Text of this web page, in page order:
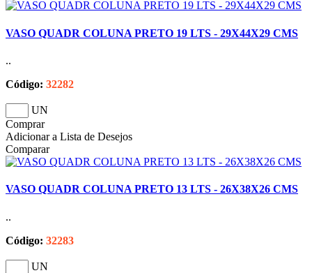
VASO QUADR COLUNA PRETO 19 LTS - 29X44X29 CMS
..
Código: 32282
UN
Comprar
Adicionar a Lista de Desejos
Comparar
VASO QUADR COLUNA PRETO 13 LTS - 26X38X26 CMS
..
Código: 32283
UN